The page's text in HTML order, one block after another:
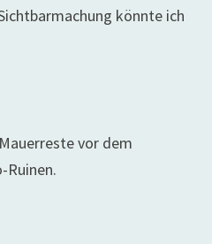
könnte ich
vor dem
Ruinen.